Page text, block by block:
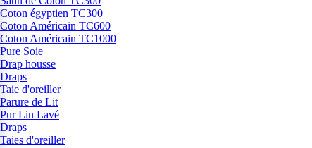
Coton égyptien TC300
Coton Américain TC600
Coton Américain TC1000
Pure Soie
Drap housse
Draps
Taie d'oreiller
Parure de Lit
Pur Lin Lavé
Draps
Taies d'oreiller